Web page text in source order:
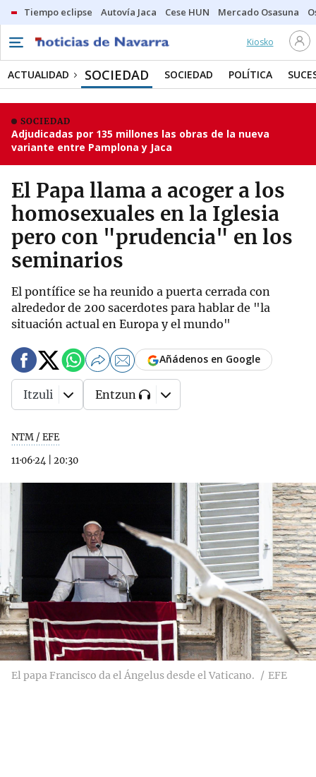
Tiempo eclipse Autovía Jaca Cese HUN Mercado Osasuna
Kiosko
ACTUALIDAD SOCIEDAD SOCIEDAD POLÍTICA
SOCIEDAD
Adjudicadas por 135 millones las obras de la nueva
variante entre Pamplona y Jaca
El Papa llama a acoger a los
homosexuales en la Iglesia
pero con "prudencia" en los
seminarios
El pontífice se ha reunido a puerta cerrada con
alrededor de 200 sacerdotes para hablar de "la
situación actual en Europa y el mundo"
NTM / EFE
11·06·24
20:30
Añádenos en Google
Itzuli Entzun
El papa Francisco da el Ángelus desde el Vaticano. EFE